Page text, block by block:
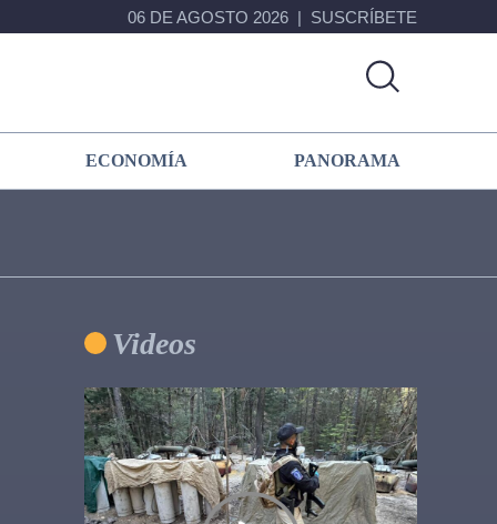
06 DE AGOSTO 2026 SUSCRÍBETE
ECONOMÍA PANORAMA
Primary
Videos